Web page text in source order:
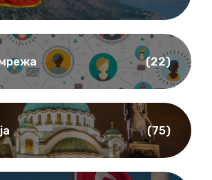
(22)
(75)